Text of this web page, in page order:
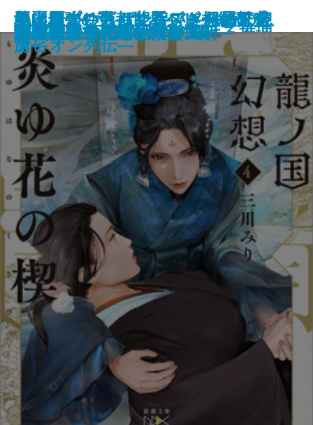
罪の壁
ネイティヴ・サン―アメリカの息
子―
チーズ屋マージュのとろける推理
首里の馬
犬も食わない
まぼろしの城
魚は粗がいちばん旨い―粗屋繁盛
記―
モナドの領域
すばらしい暗闇世界
我は景祐―幕末仙台流星伝―
龍ノ国幻想4 炎ゆ花の楔
悪い麗人―帝都マユズミ探偵研究
所―
美麗島プリズム紀行―きらめく台
湾―
継体天皇―分断された王朝―
月桃夜
約束の果て―黒と紫の国―
ザ・ロイヤルファミリー
地上最強の男―世界ヘビー級チャ
ンピオン列伝―
いちねんかん
冬の霧―へんろ宿 巻二―